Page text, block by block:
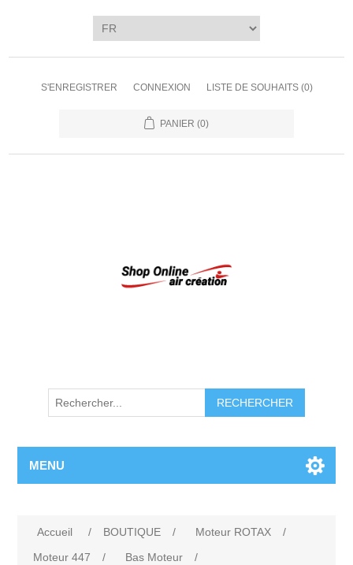
S'ENREGISTRER CONNEXION LISTE DE SOUHAITS (0)
PANIER (0)
RECHERCHER
MENU
Accueil / BOUTIQUE / Moteur ROTAX
/
Moteur 447
/ Bas Moteur
/